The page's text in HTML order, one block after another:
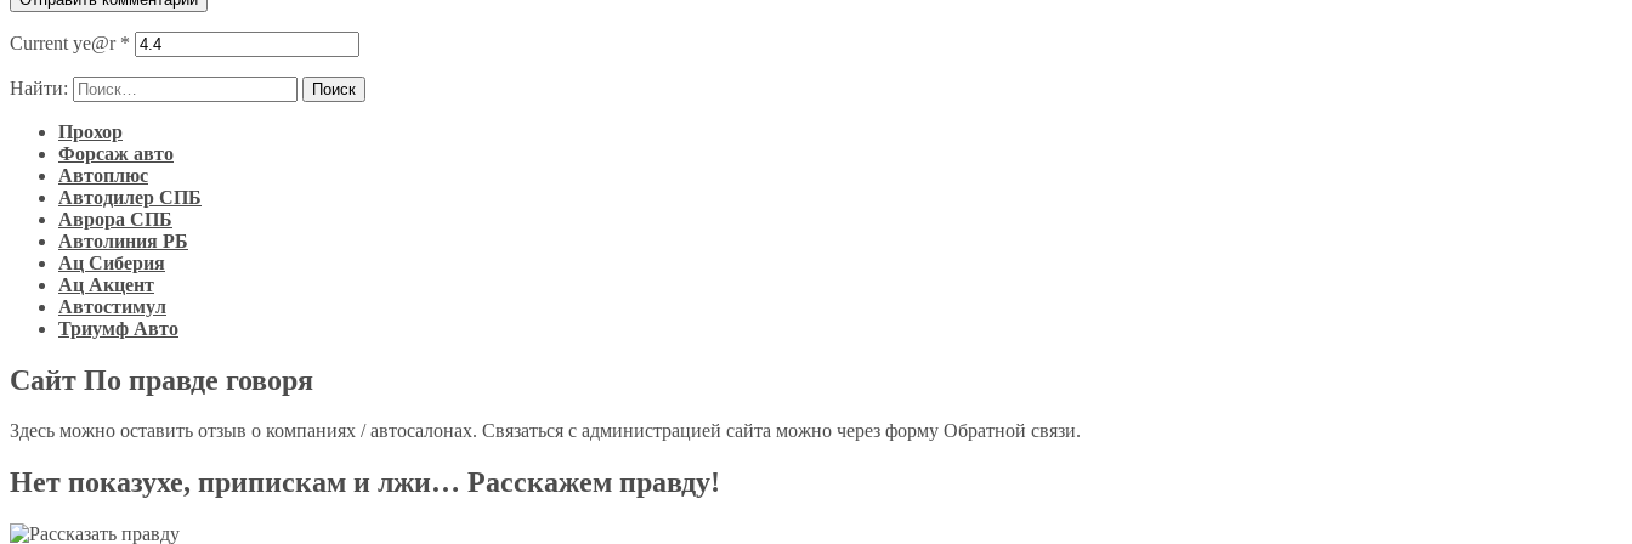
Current ye@r *
Найти:
Прохор
Форсаж авто
Автоплюс
Автодилер СПБ
Аврора СПБ
Автолиния РБ
Ац Сиберия
Ац Акцент
Автостимул
Триумф Авто
Сайт По правде говоря
Здесь можно оставить отзыв о компаниях / автосалонах. Связаться с администрацией сайта можно через форму Обратной связи.
Нет показухе, припискам и лжи… Расскажем правду!